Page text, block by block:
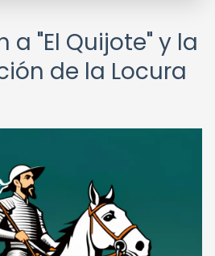
"El Quijote" y la
de la Locura